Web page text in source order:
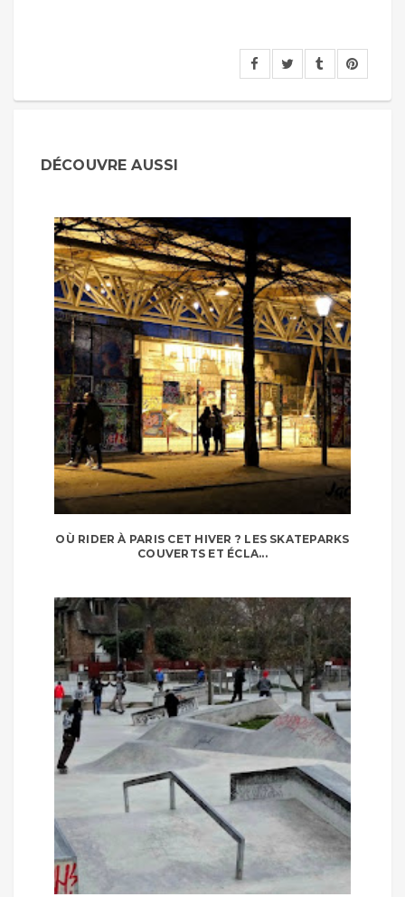
DÉCOUVRE AUSSI
OÙ RIDER À PARIS CET HIVER ? LES SKATEPARKS
COUVERTS ET ÉCLA...